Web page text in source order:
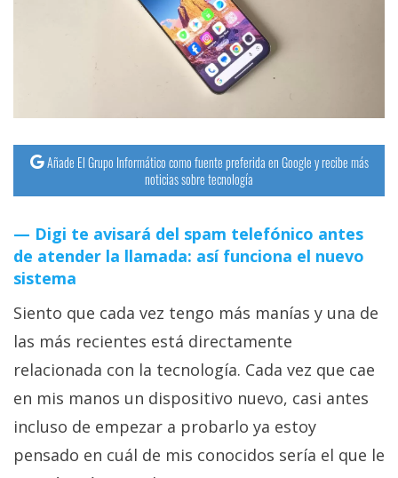
Añade El Grupo Informático como fuente preferida en Google y recibe más
noticias sobre tecnología
Digi te avisará del spam telefónico antes
de atender la llamada: así funciona el nuevo
sistema
Siento que cada vez tengo más manías y una de
las más recientes está directamente
relacionada con la tecnología. Cada vez que cae
en mis manos un dispositivo nuevo, casi antes
incluso de empezar a probarlo ya estoy
pensado en cuál de mis conocidos sería el que le